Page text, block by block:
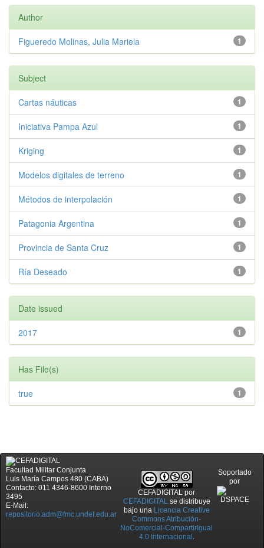
Author
1
Figueredo Molinas, Julia Mariela
Subject
1
Cartas náuticas
1
Iniciativa Pampa Azul
1
Kriging
1
Modelos digitales de terreno
1
Métodos de interpolación
1
Patagonia Argentina
1
Provincia de Santa Cruz
1
Ría Deseado
Date issued
1
2017
Has File(s)
1
true
Facultad Militar Conjunta
Luis María Campos 480 (CABA)
Contacto: 011 4346-8600 Interno
3495
E-Mail:
repositorio.adm@fmc.undef.edu.ar
CEFADIGITAL por
CEFADIGITALse distribuye
bajo una Licencia Creative
Commons Atribución-
NoComercial-CompartirIgual
4.0 Internacional .
Soportado
por